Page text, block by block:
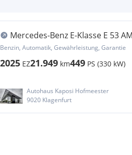
Mercedes-Benz E-Klasse E 53
4MATIC+ T-Modell AMG
Benzin, Automatik, Gewährleistung, Garantie
2025 EZ21.949 km449 PS (330 kW)
Autohaus Kaposi Hofmeester
9020 Klagenfurt